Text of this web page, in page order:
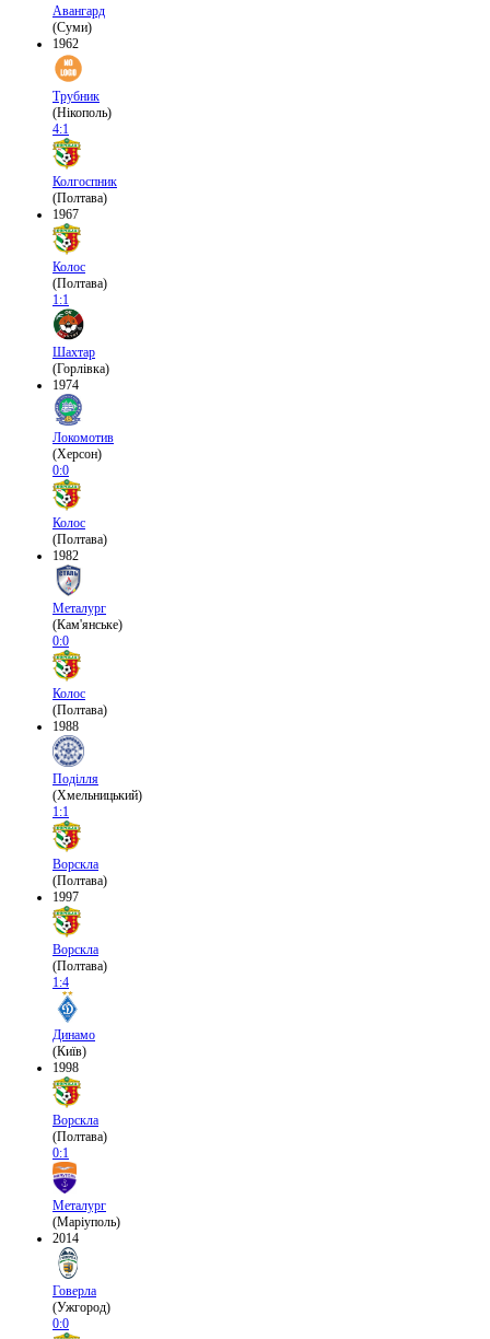
Авангард
(Суми)
1962
Трубник
(Нікополь)
4:1
Колгоспник
(Полтава)
1967
Колос
(Полтава)
1:1
Шахтар
(Горлівка)
1974
Локомотив
(Херсон)
0:0
Колос
(Полтава)
1982
Металург
(Кам'янське)
0:0
Колос
(Полтава)
1988
Поділля
(Хмельницький)
1:1
Ворскла
(Полтава)
1997
Ворскла
(Полтава)
1:4
Динамо
(Київ)
1998
Ворскла
(Полтава)
0:1
Металург
(Маріуполь)
2014
Говерла
(Ужгород)
0:0